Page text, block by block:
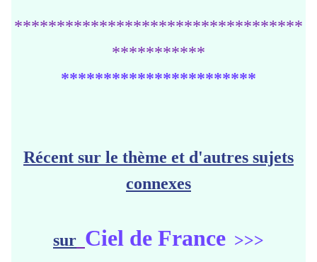
**********************************
***********
***********************
Récent sur le thème et d'autres sujets
connexes
sur Ciel de France >>>